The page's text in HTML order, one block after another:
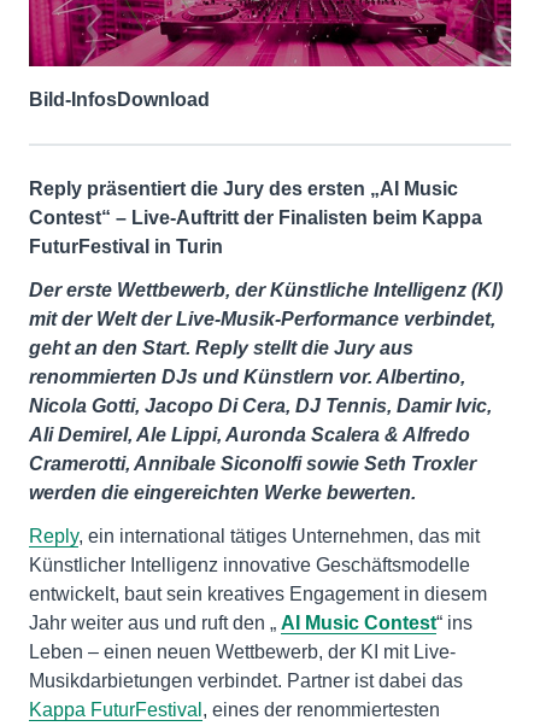
Bild-InfosDownload
Reply präsentiert die Jury des ersten „AI Music
Contest“ – Live-Auftritt der Finalisten beim Kappa
FuturFestival in Turin
Der erste Wettbewerb, der Künstliche Intelligenz (KI)
mit der Welt der Live-Musik-Performance verbindet,
geht an den Start. Reply stellt die Jury aus
renommierten DJs und Künstlern vor. Albertino,
Nicola Gotti, Jacopo Di Cera, DJ Tennis, Damir Ivic,
Ali Demirel, Ale Lippi, Auronda Scalera & Alfredo
Cramerotti, Annibale Siconolfi sowie Seth Troxler
werden die eingereichten Werke bewerten.
Reply, ein international tätiges Unternehmen, das mit
Künstlicher Intelligenz innovative Geschäftsmodelle
entwickelt, baut sein kreatives Engagement in diesem
Jahr weiter aus und ruft den „ AI Music Contest“ ins
Leben – einen neuen Wettbewerb, der KI mit Live-
Musikdarbietungen verbindet. Partner ist dabei das
Kappa FuturFestival , eines der renommiertesten